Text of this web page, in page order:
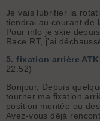
Je vais lubrifier la
tiendrai au courant de
Pour info je skie
Race RT, j'ai
5.fixation arrière ATK
22:52)
Bonjour, Depuis
tourner ma fixation
position montée ou
Avez-vous déjà